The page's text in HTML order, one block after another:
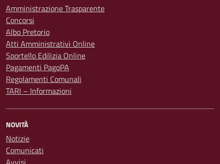
Amministrazione Trasparente
Concorsi
Albo Pretorio
Atti Amministrativi Online
Sportello Edilizia Online
Pagamenti PagoPA
Regolamenti Comunali
TARI – Informazioni
NOVITÀ
Notizie
Comunicati